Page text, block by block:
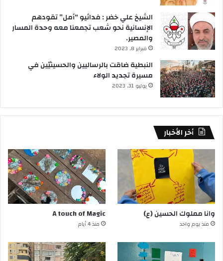
الشيخ علي خضر : فدائيو “أمل” تقودهم
الإنسانية نحو شعب تجمعنا معه وحدة المسار
والمصير.
فبراير 8, 2023
النبطية ضاقت بالرساليين والحسينيّين في
مسيرة تجديد الولاء
يوليو 31, 2023
أخر الأخبار
وانا مملوك الحسين (ع)
منذ يوم واحد
A touch of Magic
منذ 4 أيام